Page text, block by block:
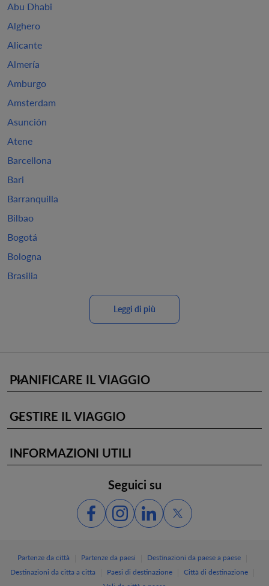
Abu Dhabi
Alghero
Alicante
Almería
Amburgo
Amsterdam
Asunción
Atene
Barcellona
Bari
Barranquilla
Bilbao
Bogotá
Bologna
Brasilia
Leggi di più
PIANIFICARE IL VIAGGIO
keyboard_arrow_down
GESTIRE IL VIAGGIO
keyboard_arrow_down
INFORMAZIONI UTILI
keyboard_arrow_down
Seguici su
Partenze da città Partenze da paesi Destinazioni da paese a paese
Destinazioni da citta a citta Paesi di destinazione Città di destinazione